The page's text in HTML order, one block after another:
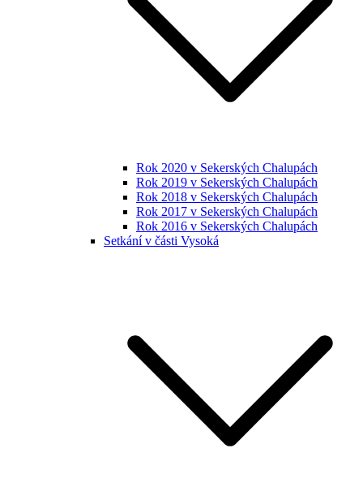
Rok 2020 v Sekerských Chalupách
Rok 2019 v Sekerských Chalupách
Rok 2018 v Sekerských Chalupách
Rok 2017 v Sekerských Chalupách
Rok 2016 v Sekerských Chalupách
Setkání v části Vysoká